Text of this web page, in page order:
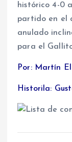
histórico 4-0
partido en el
anulado
para el
Por: Martín
Historila: